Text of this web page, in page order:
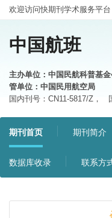
欢迎访问快期刊学术服务平台
中国航班
主办单位：中国民航科普基
管单位：中国民用航空局
国内刊号：CN11-5817/Z，
期刊首页 期刊简介
数据库收录 联系方